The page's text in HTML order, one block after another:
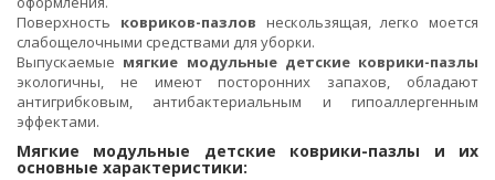
Поверхность ковриков-пазлов нескользящая, легко моется
слабощелочными средствами для уборки.
Выпускаемые мягкие модульные детские коврики-пазлы
экологичны, не имеют посторонних запахов, обладают
антигрибковым, антибактериальным и гипоаллергенным
эффектами.
Мягкие модульные детские коврики-пазлы и их
основные характеристики: